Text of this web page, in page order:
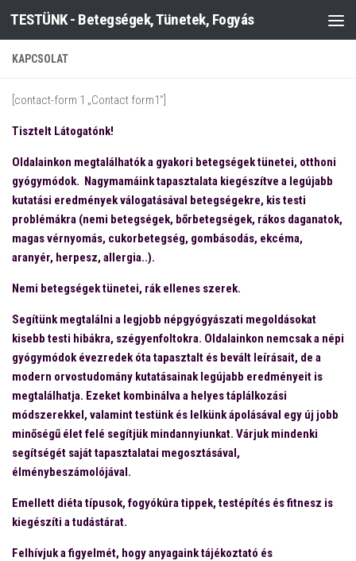
Skip to content
TESTÜNK - Betegségek, Tünetek, Fogyás
KAPCSOLAT
[contact-form 1 „Contact form1”]
Tisztelt Látogatónk!
Oldalainkon megtalálhatók a gyakori betegségek tünetei, otthoni
gyógymódok. Nagymamáink tapasztalata kiegészítve a legújabb
kutatási eredmények válogatásával betegségekre, kis testi
problémákra (nemi betegségek, bőrbetegségek, rákos daganatok,
magas vérnyomás, cukorbetegség, gombásodás, ekcéma,
aranyér, herpesz, allergia..).
Nemi betegségek tünetei, rák ellenes szerek.
Segítünk megtalálni a legjobb népgyógyászati megoldásokat
kisebb testi hibákra, szégyenfoltokra. Oldalainkon nemcsak a népi
gyógymódok évezredek óta tapasztalt és bevált leírásait, de a
modern orvostudomány kutatásainak legújabb eredményeit is
megtalálhatja. Ezeket kombinálva a helyes táplálkozási
módszerekkel, valamint testünk és lelkünk ápolásával egy új jobb
minőségű élet felé segítjük mindannyiunkat. Várjuk mindenki
segítségét saját tapasztalatai megosztásával,
élménybeszámolójával.
Emellett diéta típusok, fogyókúra tippek, testépítés és fitnesz is
kiegészíti a tudástárat.
Felhívjuk a figyelmét, hogy anyagaink tájékoztató és